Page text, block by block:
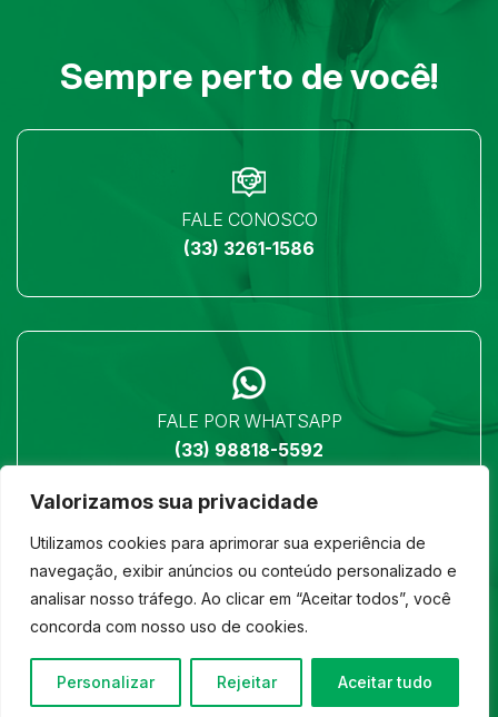
Valorizamos sua privacidade
Utilizamos cookies para aprimorar sua experiência de
navegação, exibir anúncios ou conteúdo personalizado e
analisar nosso tráfego. Ao clicar em “Aceitar todos”, você
concorda com nosso uso de cookies.
Personalizar Rejeitar Aceitar tudo
Sempre perto de você!
FALE CONOSCO
(33) 3261-1586
FALE POR WHATSAPP
(33) 98818-5592
LOCALIZAÇÃO